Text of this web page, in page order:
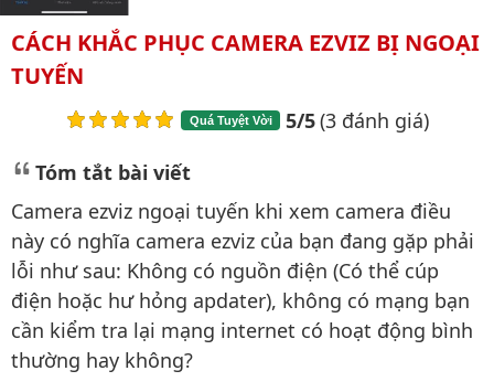
CÁCH KHẮC PHỤC CAMERA EZVIZ BỊ NGOẠI
TUYẾN
Quá Tuyệt Vời 5/5(3 đánh giá)
Tóm tắt bài viết
Camera ezviz ngoại tuyến khi xem camera điều
này có nghĩa camera ezviz của bạn đang gặp phải
lỗi như sau: Không có nguồn điện (Có thể cúp
điện hoặc hư hỏng apdater), không có mạng bạn
cần kiểm tra lại mạng internet có hoạt động bình
thường hay không?